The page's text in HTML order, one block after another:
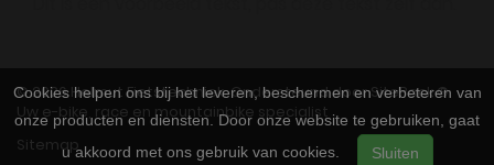
© 2026 Helmut Fietstechniek. Ondersteund doorSitePack ®
Uw e-bike, race en mountainbike specialist
Sitemap
Cookies helpen ons bij het leveren, beschermen en verbeteren van
onze producten en diensten. Door onze website te gebruiken, gaat
u akkoord met ons gebruik van cookies.
Sluiten